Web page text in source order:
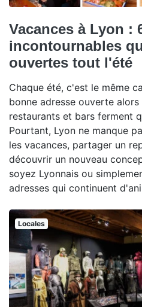
Vacances à Lyon :
incontournables
ouvertes tout l'été
Chaque été, c'est le même
bonne adresse ouverte
restaurants et bars ferment
Pourtant, Lyon ne manque
les vacances, partager un
découvrir un nouveau
soyez Lyonnais ou
adresses qui continuent
Locales